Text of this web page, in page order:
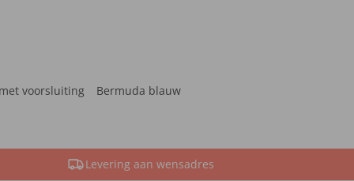
voorsluiting Bermuda blauw
Levering aan wensadres